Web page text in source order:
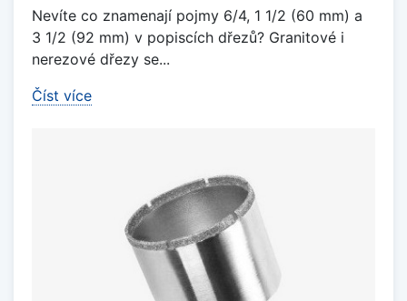
Nevíte co znamenají pojmy 6/4, 1 1/2 (60 mm) a
3 1/2 (92 mm) v popiscích dřezů? Granitové i
nerezové dřezy se...
Číst více